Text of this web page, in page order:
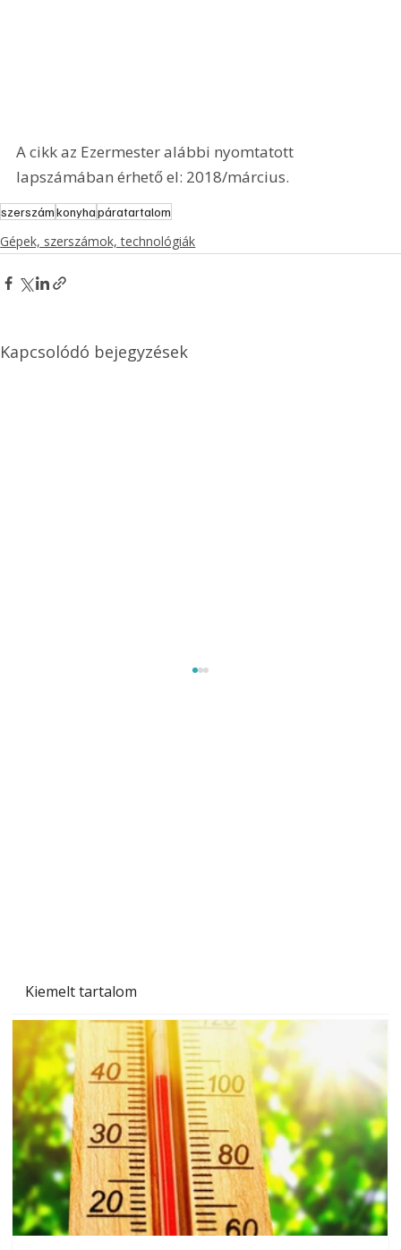
Kiemelt tartalom
A cikk az Ezermester alábbi nyomtatott
lapszámában érhető el: 2018/március.
szerszámkonyhapáratartalom
Gépek, szerszámok, technológiák
Kapcsolódó bejegyzések